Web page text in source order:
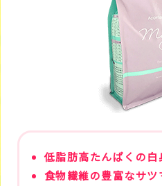
低脂肪高たんぱくの白
食物繊維の豊富なサ